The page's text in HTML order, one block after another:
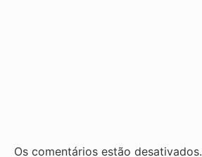
Os comentários estão desativados.